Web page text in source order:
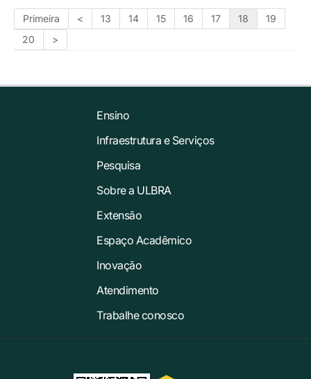
Primeira < 13 14 15 16 17 18
19
20
>
Ensino
Infraestrutura e Serviços
Pesquisa
Sobre a ULBRA
Extensão
Espaço Acadêmico
Inovação
Atendimento
Trabalhe conosco